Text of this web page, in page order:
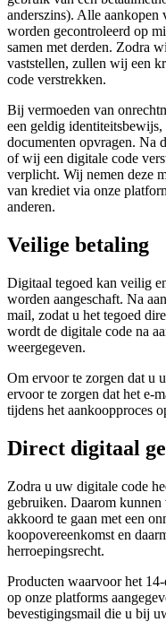
anderszins). Alle aankopen
worden gecontroleerd op
samen met derden. Zodra
vaststellen, zullen wij een
code verstrekken.
Bij vermoeden van
een geldig
documenten opvragen. Na
of wij een digitale code
verplicht. Wij nemen deze
van krediet via onze
anderen.
Veilige betaling
Digitaal tegoed kan veilig
worden aangeschaft. Na
mail, zodat u het tegoed
wordt de digitale code na
weergegeven.
Om ervoor te zorgen dat u
ervoor te zorgen dat het e-
tijdens het aankoopproces
Direct digitaal
Zodra u uw digitale code
gebruiken. Daarom kunnen
akkoord te gaan met een
koopovereenkomst en
herroepingsrecht.
Producten waarvoor het
op onze platforms
bevestigingsmail die u bij